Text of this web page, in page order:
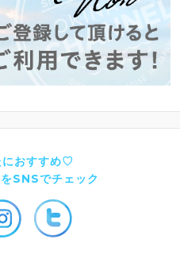
におすすめ♡
SNSでチェック